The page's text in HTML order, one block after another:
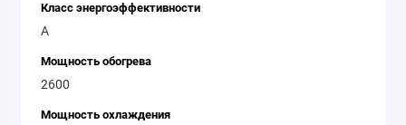
Класс энергоэффективности
A
Мощность обогрева
2600
Мощность охлаждения